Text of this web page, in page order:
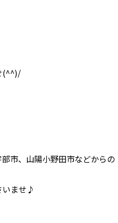
(^^)/
市、山陽小野田市などからの
いませ♪